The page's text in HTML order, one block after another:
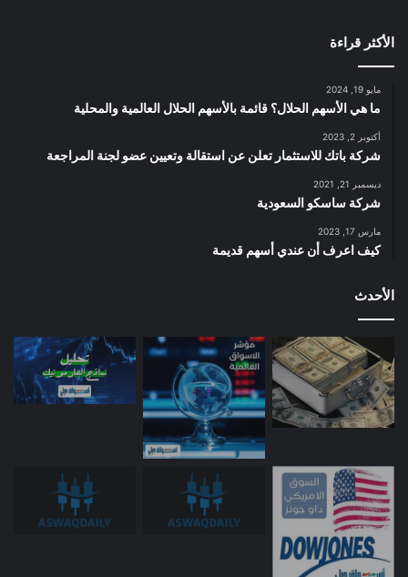
الأكثر قراءة
مايو 19, 2024
ما هي الأسهم الحلال؟ قائمة بالأسهم الحلال العالمية والمحلية
أكتوبر 2, 2023
شركة باتك للاستثمار تعلن عن استقالة وتعيين عضو لجنة المراجعة
ديسمبر 21, 2021
شركة ساسكو السعودية
مارس 17, 2023
كيف اعرف أن عندي أسهم قديمة
الأحدث